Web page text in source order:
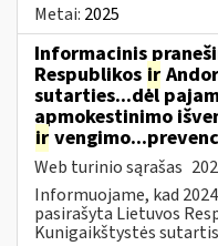
Metai: 2025
Informacinis
Respublikos ir
sutarties...dėl
apmokestinimo
ir
Web turinio sąrašas
Informuojame, kad
pasirašyta Lietuvos
Kunigaikštystės